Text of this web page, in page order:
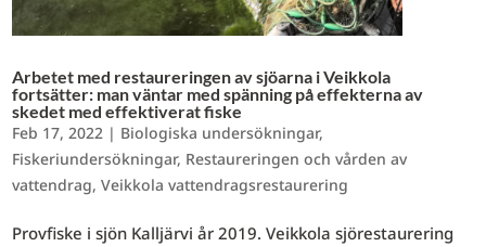
Arbetet med restaureringen av sjöarna i Veikkola
fortsätter: man väntar med spänning på effekterna av
skedet med effektiverat fiske
Feb 17, 2022 | Biologiska undersökningar,
Fiskeriundersökningar, Restaureringen och vården av
vattendrag,Veikkola vattendragsrestaurering
Provfiske i sjön Kalljärvi år 2019. Veikkola sjörestaurering